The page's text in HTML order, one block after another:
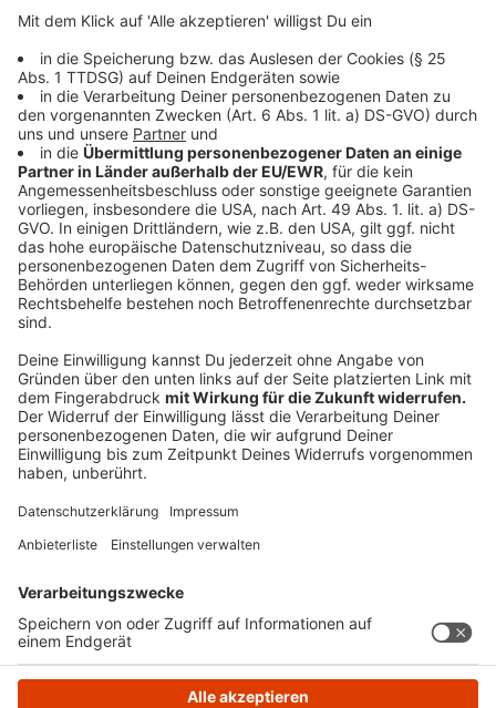
dingfest gemacht werden
Viel zu häufig kommen die Täter im Netz davon. Die
Aufklärungsquote liegt bei gerade mal rund 16
Prozent. In den meisten Fällen sitzen die Täter im
Ausland, hier sinkt die Aufklärungsquote auf 5 Prozent.
Die Chancen, Täter zu erwischen, stehen nicht gut. Die
Polizei rät deshalb: Bei verdächtigen E-Mails lieber
zweimal prüfen, ob man darauf antworten möchte.
Wichtig ist auch, regelmäßig diePasswörter ändern
setzen.
Autoren: Joachim Schultheis & José Narciandi
Anzeige
Anzeige